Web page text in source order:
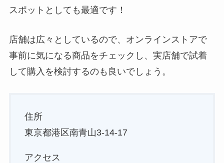
スポットとしても最適です！
店舗は広々としているので、オンラインストアで
事前に気になる商品をチェックし、実店舗で試着
して購入を検討するのも良いでしょう。
住所
東京都港区南青山3-14-17
アクセス